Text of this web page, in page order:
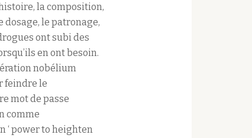
la composition,
dosage, le patronage,
ont subi des
en ont besoin.
nobélium
feindre le
mot de passe
comme
‘ power to heighten